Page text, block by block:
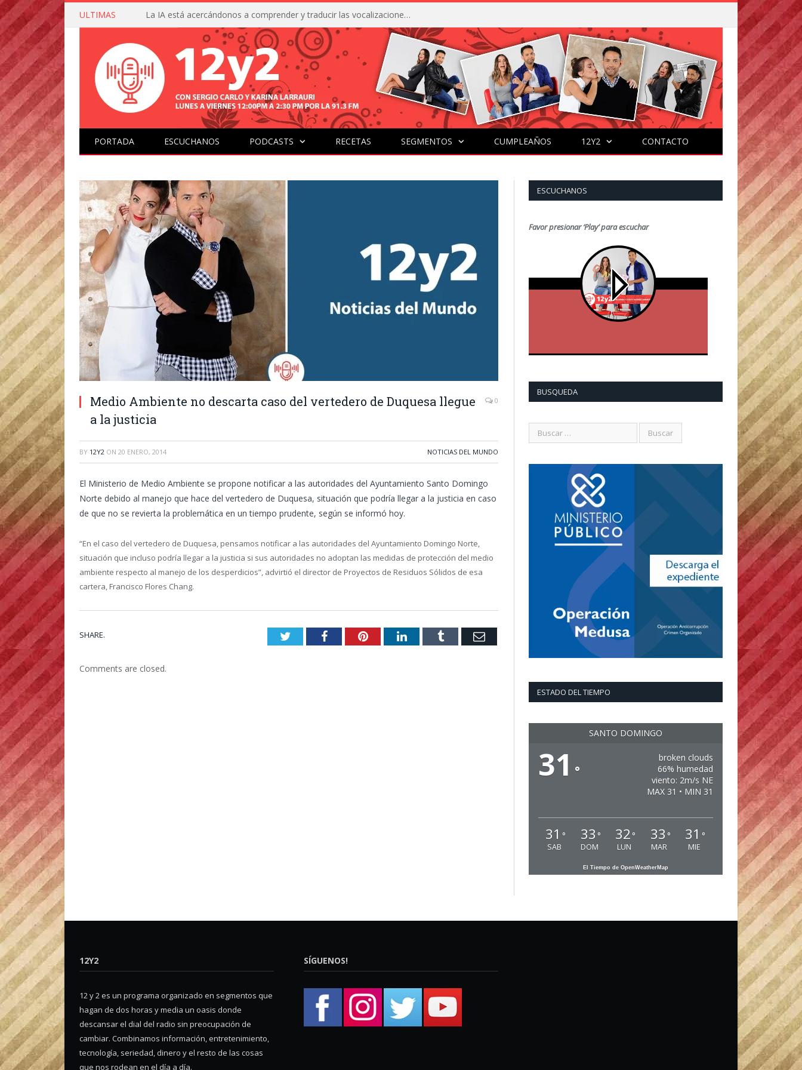
ULTIMAS La IA está acercándonos a comprender y traducir las vocalizaciones y comportamientos de nuestras mascotas
PORTADA ESCUCHANOS PODCASTS RECETAS SEGMENTOS CUMPLEAÑOS 12Y2 CONTACTO
Medio Ambiente no descarta caso del vertedero de Duquesa llegue
a la justicia
0
BY 12Y2 ON 20 ENERO, 2014 NOTICIAS DEL MUNDO
El Ministerio de Medio Ambiente se propone notificar a las autoridades del Ayuntamiento Santo Domingo
Norte debido al manejo que hace del vertedero de Duquesa, situación que podría llegar a la justicia en caso
de que no se revierta la problemática en un tiempo prudente, según se informó hoy.
“En el caso del vertedero de Duquesa, pensamos notificar a las autoridades del Ayuntamiento Domingo Norte,
situación que incluso podría llegar a la justicia si sus autoridades no adoptan las medidas de protección del medio
ambiente respecto al manejo de los desperdicios”, advirtió el director de Proyectos de Residuos Sólidos de esa
cartera, Francisco Flores Chang.
SHARE. TwitterFacebookPinterestLinkedInTumblr Email
Comments are closed.
ESCUCHANOS
Favor presionar ‘Play’ para escuchar
BUSQUEDA
ESTADO DEL TIEMPO
SANTO DOMINGO
31 °
broken clouds
66% humedad
viento: 2m/s NE
MAX 31 • MIN 31
31 °
SAB
33 °
DOM
32 °
LUN
33 °
MAR
31 °
MIE
El Tiempo de OpenWeatherMap
12Y2
12 y 2 es un programa organizado en segmentos que
hagan de dos horas y media un oasis donde
descansar el dial del radio sin preocupación de
cambiar. Combinamos información, entretenimiento,
tecnología, seriedad, dinero y el resto de las cosas
que nos rodean en el día a día.
SÍGUENOS!